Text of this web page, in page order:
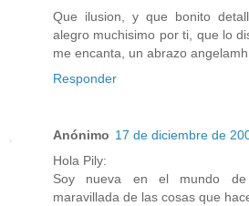
Que ilusion, y que bonito
alegro muchisimo por ti, que lo
me encanta, un abrazo
Responder
Anónimo 17 de diciembre de
Hola Pily:
Soy nueva en el mundo
maravillada de las cosas que